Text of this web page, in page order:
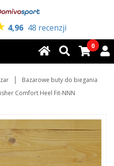
4,96 48 recenzji
0
Bazarowe buty do biegania
Comfort Heel Fit-NNN